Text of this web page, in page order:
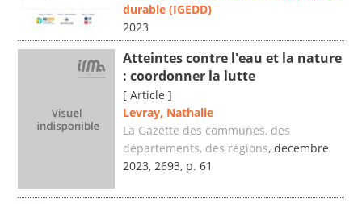
durable (IGEDD)
2023
Atteintes contre l'eau et la nature
: coordonner la lutte
[ Article ]
Levray, Nathalie
La Gazette des communes, des
départements, des régions, decembre
2023, 2693, p. 61